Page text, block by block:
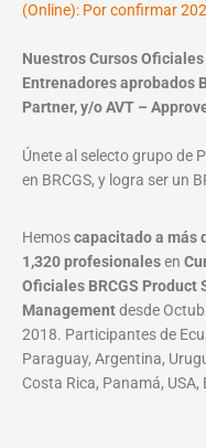
(Online): Por confirmar
Nuestros Cursos
Entrenadores aprobados
Partner, y/o AVT –
Únete al selecto grupo de
en BRCGS, y logra ser un
Hemoscapacitado a más
1,320 profesionalesen
Oficiales BRCGS Product
Managementdesde
2018. Participantes de
Paraguay, Argentina,
Costa Rica, Panamá,